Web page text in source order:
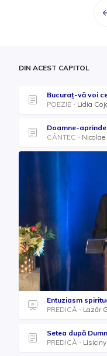
DIN ACEST CAPITOL
Bucuraț-vă voi
POEZIE
Lidia
Doamne-
CÂNTEC
Entuziasm
PREDICĂ
Lazăr
Setea după
PREDICĂ